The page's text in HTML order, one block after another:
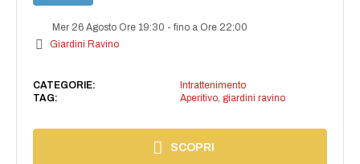
Mer 26 Agosto Ore 19:30 -fino a Ore 22:00
Giardini Ravino
CATEGORIE:
Intrattenimento
TAG:
Aperitivo, giardini ravino
SCOPRI